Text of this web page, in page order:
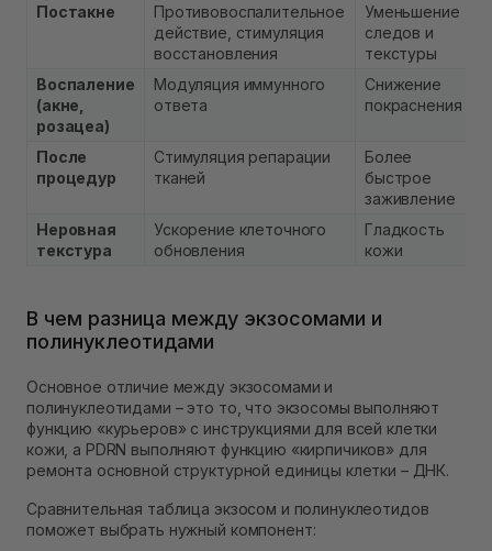
Постакне
Противовоспалительное
действие, стимуляция
восстановления
Уменьшение
следов и
текстуры
Воспаление
(акне,
розацеа)
Модуляция иммунного
ответа
Снижение
покраснения
После
процедур
Стимуляция репарации
тканей
Более
быстрое
заживление
Неровная
текстура
Ускорение клеточного
обновления
Гладкость
кожи
В чем разница между экзосомами и
полинуклеотидами
Основное отличие между экзосомами и
полинуклеотидами – это то, что экзосомы выполняют
функцию «курьеров» с инструкциями для всей клетки
кожи, а PDRN выполняют функцию «кирпичиков» для
ремонта основной структурной единицы клетки – ДНК.
Сравнительная таблица экзосом и полинуклеотидов
поможет выбрать нужный компонент: